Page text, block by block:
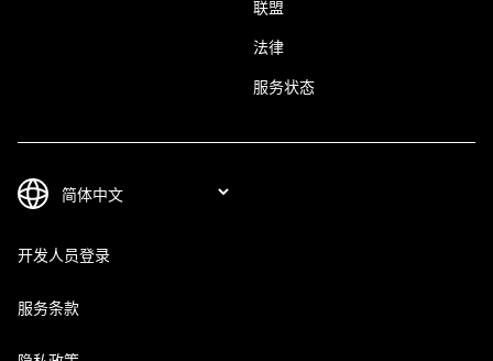
联盟
法律
服务状态
开发人员登录
服务条款